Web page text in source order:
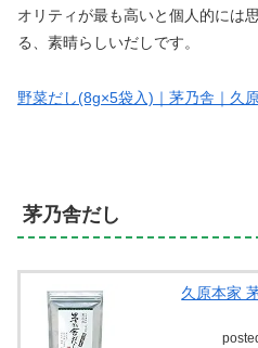
オリティが最も高いと個人的には
る、素晴らしいだしです。
野菜だし(8g×5袋入)｜茅乃舎｜久
茅乃舎だし
久原本家